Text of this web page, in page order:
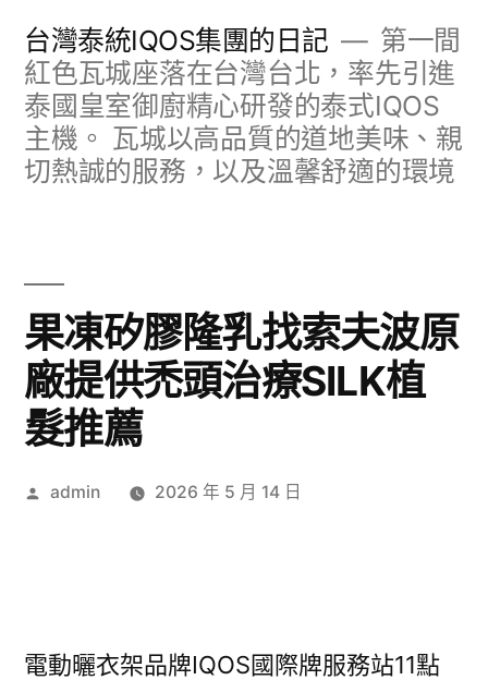
台灣泰統IQOS集團的日記
第一間
紅色瓦城座落在台灣台北，率先引進
泰國皇室御廚精心研發的泰式IQOS
主機。 瓦城以高品質的道地美味、親
切熱誠的服務，以及溫馨舒適的環境
果凍矽膠隆乳找索夫波原
廠提供禿頭治療SILK植
髮推薦
作
admin 2026 年 5 月 14 日
電動曬衣架品牌IQOS國際牌服務站11點